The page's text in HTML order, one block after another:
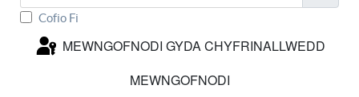
Cofio Fi
MEWNGOFNODI GYDA CHYFRINALLWEDD
MEWNGOFNODI